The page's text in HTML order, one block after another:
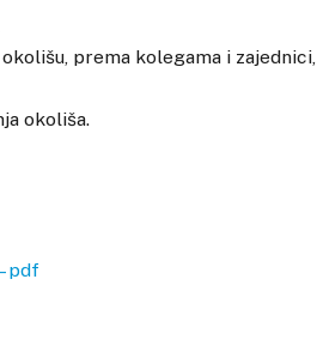
prema kolegama i zajednici,
okoliša.
pdf